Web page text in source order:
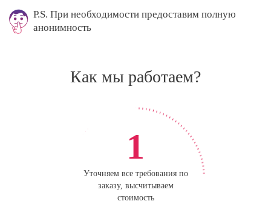
P.S. При необходимости предоставим полную
анонимность
Как мы работаем?
1
Уточняем все требования по
заказу, высчитываем
стоимость